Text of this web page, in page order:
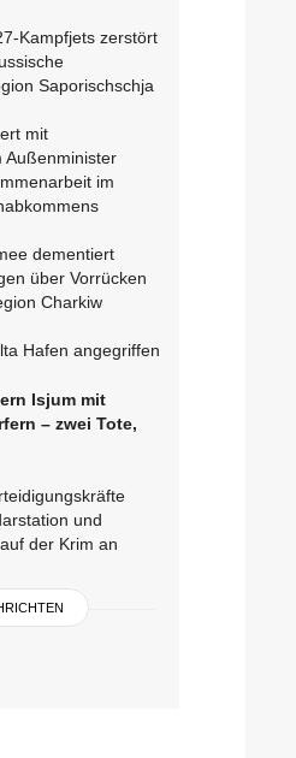
Kampfjets zerstört
Saporischschja
mit
Außenminister
im
dementiert
über Vorrücken
Charkiw
Hafen angegriffen
Isjum mit
– zwei Tote,
und
der Krim an